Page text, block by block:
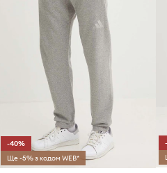
-40%
Ще -5% з кодом WEB*